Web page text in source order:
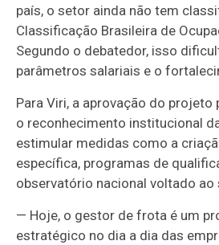
país, o setor ainda não tem
Classificação Brasileira de
Segundo o debatedor, isso
parâmetros salariais e o
Para Viri, a aprovação do
o reconhecimento institucional
estimular medidas como a
específica, programas de
observatório nacional voltado ao
— Hoje, o gestor de frota é um
estratégico no dia a dia das